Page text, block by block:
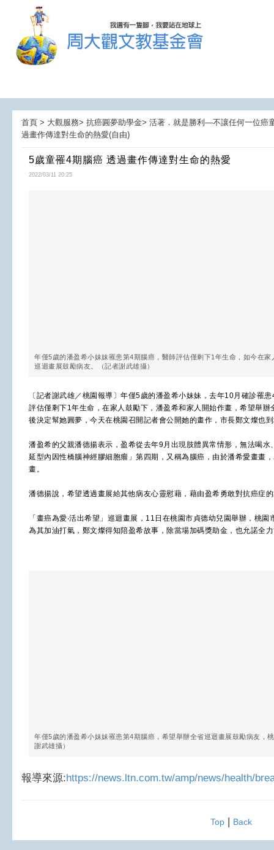
首頁 > 大觀服務> 抗癌圓夢助學金> 活著．就是勝利—不讓任何一位癌
過畫作傳達對生命的熱愛(自由)
5歲童罹4期腦癌 透過畫作傳達對生命的熱愛
2022/03/11 20:25
年僅5歲的潘盈希小妹妹罹患第4期腦癌，醫師評估僅剩下1年生命，如今在
巡迴畫展鼓勵病友。（記者謝武雄攝）
〔記者謝武雄／桃園報導〕年僅5歲的潘盈希小妹妹，去年10月確診罹
評估僅剩下1年生命，在家人鼓勵下，潘盈希和家人開始作畫，希望舉
後決定幫她圓夢，今天在桃園召開記者會公開她的畫作，市長鄭文燦也
潘盈希的父親潘德揚表示，盈希從去年9月出現肢體異常情形，無法喝
延型內因性橋腦神經膠細胞瘤」第四期，又稱為腦癌，由於潘希愛畫畫
畫。
潘德揚說，希望透過畫展給其他病友心靈慰藉，藉由盈希勇敢對抗癌症
「畫癌為愛‧活出希望」巡迴畫展，11日在桃園市貞德幼兒園舉辦，桃
為其加油打氣，鄭文燦得知陪盈希故事，除當場加碼獎助金，也允諾全
年僅5歲的潘盈希小妹妹罹患第4期腦癌，希望舉辦全省巡迴畫展鼓勵病友，
謝武雄攝）
報導來源:https://news.ltn.com.tw/amp/news/health/
Top| Back